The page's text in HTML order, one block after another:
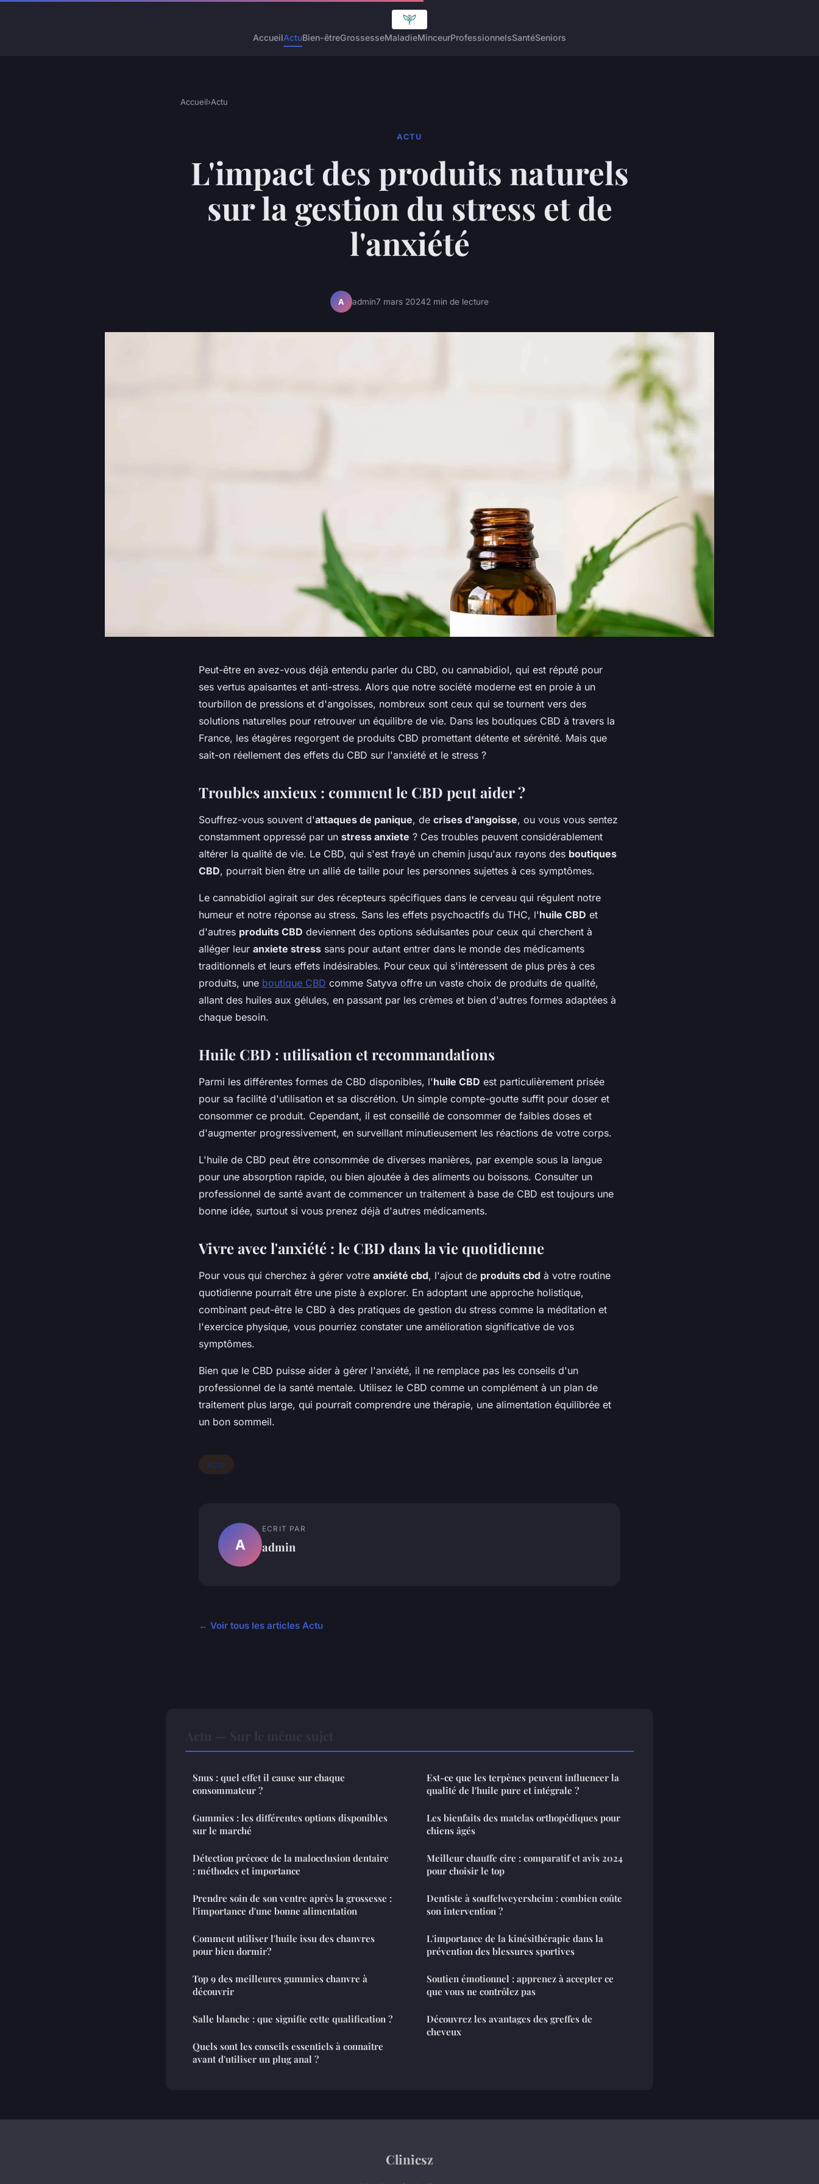
AccueilActuBien-êtreGrossesseMaladieMinceurProfessionnelsSantéSeniors
Accueil›Actu
ACTU
L'impact des produits naturels
sur la gestion du stress et de
l'anxiété
A admin7 mars 20242 min de lecture
Peut-être en avez-vous déjà entendu parler du CBD, ou cannabidiol, qui est réputé pour
ses vertus apaisantes et anti-stress. Alors que notre société moderne est en proie à un
tourbillon de pressions et d'angoisses, nombreux sont ceux qui se tournent vers des
solutions naturelles pour retrouver un équilibre de vie. Dans les boutiques CBD à travers la
France, les étagères regorgent de produits CBD promettant détente et sérénité. Mais que
sait-on réellement des effets du CBD sur l'anxiété et le stress ?
Troubles anxieux : comment le CBD peut aider ?
Souffrez-vous souvent d'attaques de panique, de crises d'angoisse, ou vous vous sentez
constamment oppressé par un stress anxiete ? Ces troubles peuvent considérablement
altérer la qualité de vie. Le CBD, qui s'est frayé un chemin jusqu'aux rayons des boutiques
CBD, pourrait bien être un allié de taille pour les personnes sujettes à ces symptômes.
Le cannabidiol agirait sur des récepteurs spécifiques dans le cerveau qui régulent notre
humeur et notre réponse au stress. Sans les effets psychoactifs du THC, l'huile CBD et
d'autres produits CBD deviennent des options séduisantes pour ceux qui cherchent à
alléger leur anxiete stress sans pour autant entrer dans le monde des médicaments
traditionnels et leurs effets indésirables. Pour ceux qui s'intéressent de plus près à ces
produits, une boutique CBD comme Satyva offre un vaste choix de produits de qualité,
allant des huiles aux gélules, en passant par les crèmes et bien d'autres formes adaptées à
chaque besoin.
Huile CBD : utilisation et recommandations
Parmi les différentes formes de CBD disponibles, l'huile CBD est particulièrement prisée
pour sa facilité d'utilisation et sa discrétion. Un simple compte-goutte suffit pour doser et
consommer ce produit. Cependant, il est conseillé de consommer de faibles doses et
d'augmenter progressivement, en surveillant minutieusement les réactions de votre corps.
L'huile de CBD peut être consommée de diverses manières, par exemple sous la langue
pour une absorption rapide, ou bien ajoutée à des aliments ou boissons. Consulter un
professionnel de santé avant de commencer un traitement à base de CBD est toujours une
bonne idée, surtout si vous prenez déjà d'autres médicaments.
Vivre avec l'anxiété : le CBD dans la vie quotidienne
Pour vous qui cherchez à gérer votre anxiété cbd, l'ajout de produits cbd à votre routine
quotidienne pourrait être une piste à explorer. En adoptant une approche holistique,
combinant peut-être le CBD à des pratiques de gestion du stress comme la méditation et
l'exercice physique, vous pourriez constater une amélioration significative de vos
symptômes.
Bien que le CBD puisse aider à gérer l'anxiété, il ne remplace pas les conseils d'un
professionnel de la santé mentale. Utilisez le CBD comme un complément à un plan de
traitement plus large, qui pourrait comprendre une thérapie, une alimentation équilibrée et
un bon sommeil.
Actu
A
ECRIT PAR
admin
← Voir tous les articles Actu
Snus : quel effet il cause sur chaque
consommateur ?
Gummies : les différentes options disponibles
sur le marché
Détection précoce de la malocclusion dentaire
: méthodes et importance
Prendre soin de son ventre après la grossesse :
l'importance d'une bonne alimentation
Comment utiliser l'huile issu des chanvres
pour bien dormir?
Top 9 des meilleures gummies chanvre à
découvrir
Salle blanche : que signifie cette qualification ?
Quels sont les conseils essentiels à connaître
avant d'utiliser un plug anal ?
Est-ce que les terpènes peuvent influencer la
qualité de l'huile pure et intégrale ?
Les bienfaits des matelas orthopédiques pour
chiens âgés
Meilleur chauffe cire : comparatif et avis 2024
pour choisir le top
Dentiste à souffelweyersheim : combien coûte
son intervention ?
L'importance de la kinésithérapie dans la
prévention des blessures sportives
Soutien émotionnel : apprenez à accepter ce
que vous ne contrôlez pas
Découvrez les avantages des greffes de
cheveux
Clinicsz